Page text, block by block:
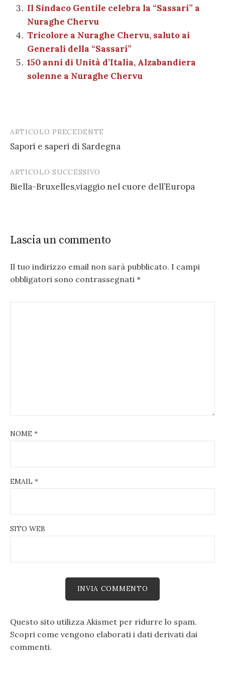
k
Il Sindaco Gentile celebra la “Sassari” a
Nuraghe Chervu
Tricolore a Nuraghe Chervu, saluto ai
Generali della “Sassari”
150 anni di Unità d’Italia, Alzabandiera
solenne a Nuraghe Chervu
Post
navigation
ARTICOLO PRECEDENTE
Sapori e saperi di Sardegna
ARTICOLO SUCCESSIVO
Biella-Bruxelles,viaggio nel cuore dell’Europa
Lascia un commento
Il tuo indirizzo email non sarà pubblicato. I campi
obbligatori sono contrassegnati *
NOME *
EMAIL *
SITO WEB
Questo sito utilizza Akismet per ridurre lo spam.
Scopri come vengono elaborati i dati derivati dai
commenti.